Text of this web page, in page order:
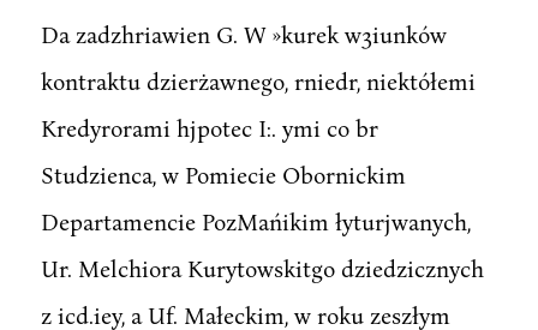
Da zadzhriawien G. W »kurek w3iunków
kontraktu dzierżawnego, rniedr, niektółemi
Kredyrorami hjpotec I:. ymi co br
Studzienca, w Pomiecie Obornickim
Departamencie PozMańikim łyturjwanych,
Ur. Melchiora Kurytowskitgo dziedzicznych
z icd.iey, a Uf. Małeckim, w roku zeszłym